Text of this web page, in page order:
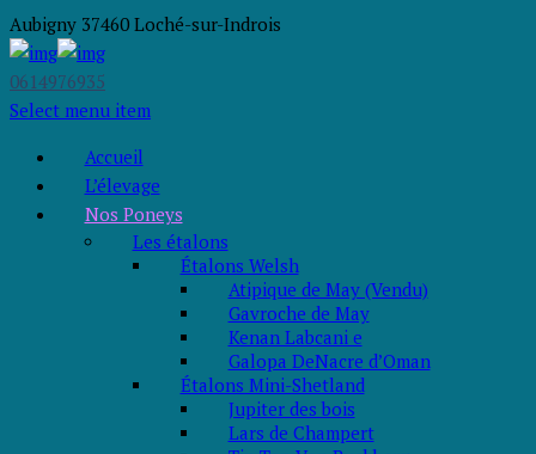
Aubigny 37460 Loché-sur-Indrois
0614976935
Select menu item
Accueil
L’élevage
Nos Poneys
Les étalons
Étalons Welsh
Atipique de May (Vendu)
Gavroche de May
Kenan Labcani e
Galopa DeNacre d’Oman
Étalons Mini-Shetland
Jupiter des bois
Lars de Champert